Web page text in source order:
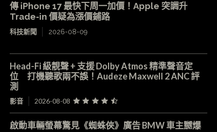
傳 iPhone 17 最快下周一加價！Apple 突調升
Trade-in 價疑為漲價鋪路
科技新聞 2026-08-09
Head-Fi 級靚聲 + 支援 Dolby Atmos 精準聲音定
位 打機聽歌兩不誤！Audeze Maxwell 2 ANC 評
測
影音 2026-08-08
啟動車輛螢幕驚見《蜘蛛俠》廣告 BMW 車主嬲爆